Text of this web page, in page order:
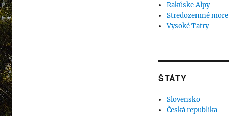
Rakúske Alpy
Stredozemné more
Vysoké Tatry
ŠTÁTY
Slovensko
Česká republika